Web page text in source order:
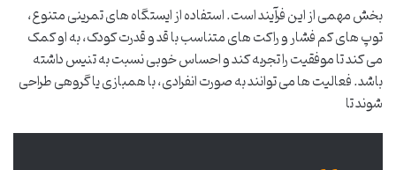
بخش مهمی از این فرآیند است. استفاده از ایستگاه های تمرینی متنوع،
توپ های کم فشار و راکت های متناسب با قد و قدرت کودک، به او کمک
می کند تا موفقیت را تجربه کند و احساس خوبی نسبت به تنیس داشته
باشد. فعالیت ها می توانند به صورت انفرادی، با همبازی یا گروهی طراحی
شوند تا